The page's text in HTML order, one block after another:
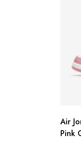
Air
Pink